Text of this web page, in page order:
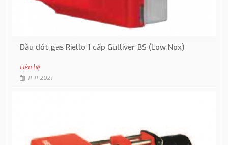
Đầu đốt gas Riello 1 cấp Gulliver BS (Low Nox)
Liên hệ
11-11-2021